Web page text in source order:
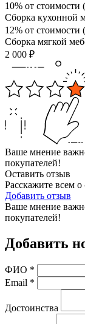
10% от стоимости
Сборка кухонной
12% от стоимости
Сборка мягкой
2 000 ₽
Ваше мнение
покупателей!
Оставить отзыв
Расскажите всем
Добавить отзыв
Ваше мнение
покупателей!
Добавить
ФИО *
Email *
Достоинства